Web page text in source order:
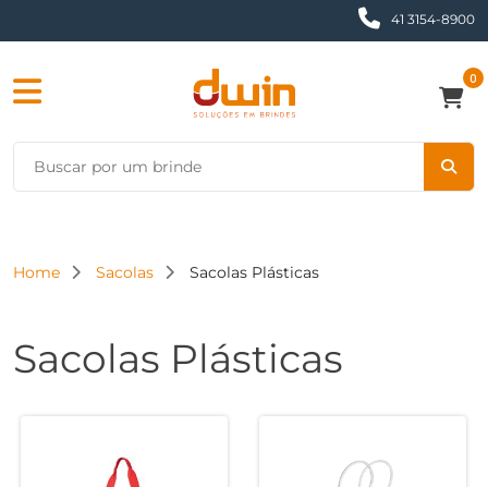
41 3154-8900
0
Home Sacolas Sacolas Plásticas
Sacolas Plásticas